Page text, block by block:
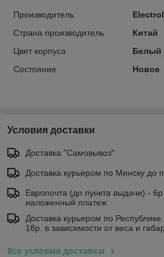
Производитель
Страна производитель
Китай
Цвет корпуса
Белый
Состояние
Новое
Условия доставки
Доставка "Самовывоз"
Доставка курьером по Минску до
Европочта (до пункта выдачи) -
наложенный платеж
Доставка курьером по
18р. в зависимости от веса и
Все условия доставки